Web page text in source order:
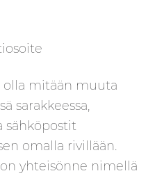
olla mitään muuta
sarakkeessa,
sähköpostit
omalla rivillään.
yhteisönne nimellä